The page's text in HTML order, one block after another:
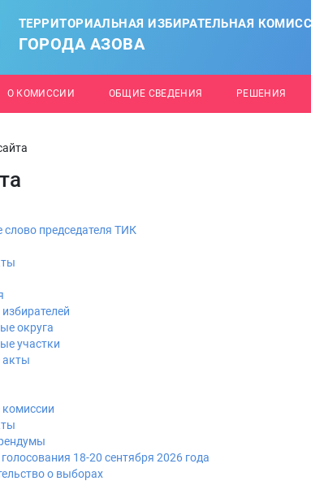
ТЕРРИТОРИАЛЬНАЯ ИЗБИРАТЕЛЬНАЯ
ГОРОДА АЗОВА
О КОМИССИИ ОБЩИЕ СВЕДЕНИЯ РЕШЕНИЯ
слово председателя ТИК
округа
участки
акты
18-20 сентября 2026 года
о выборах